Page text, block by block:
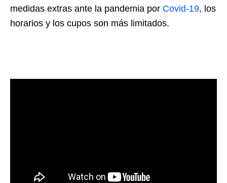
medidas extras ante la pandemia por Covid-19, los
horarios y los cupos son más limitados.